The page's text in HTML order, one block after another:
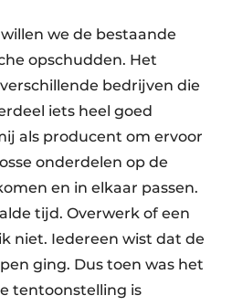
we de bestaande
opschudden. Het
bedrijven die
iets heel goed
als producent om ervoor
onderdelen op de
en in elkaar passen.
tijd. Overwerk of een
niet. Iedereen wist dat de
ging. Dus toen was het
tentoonstelling is